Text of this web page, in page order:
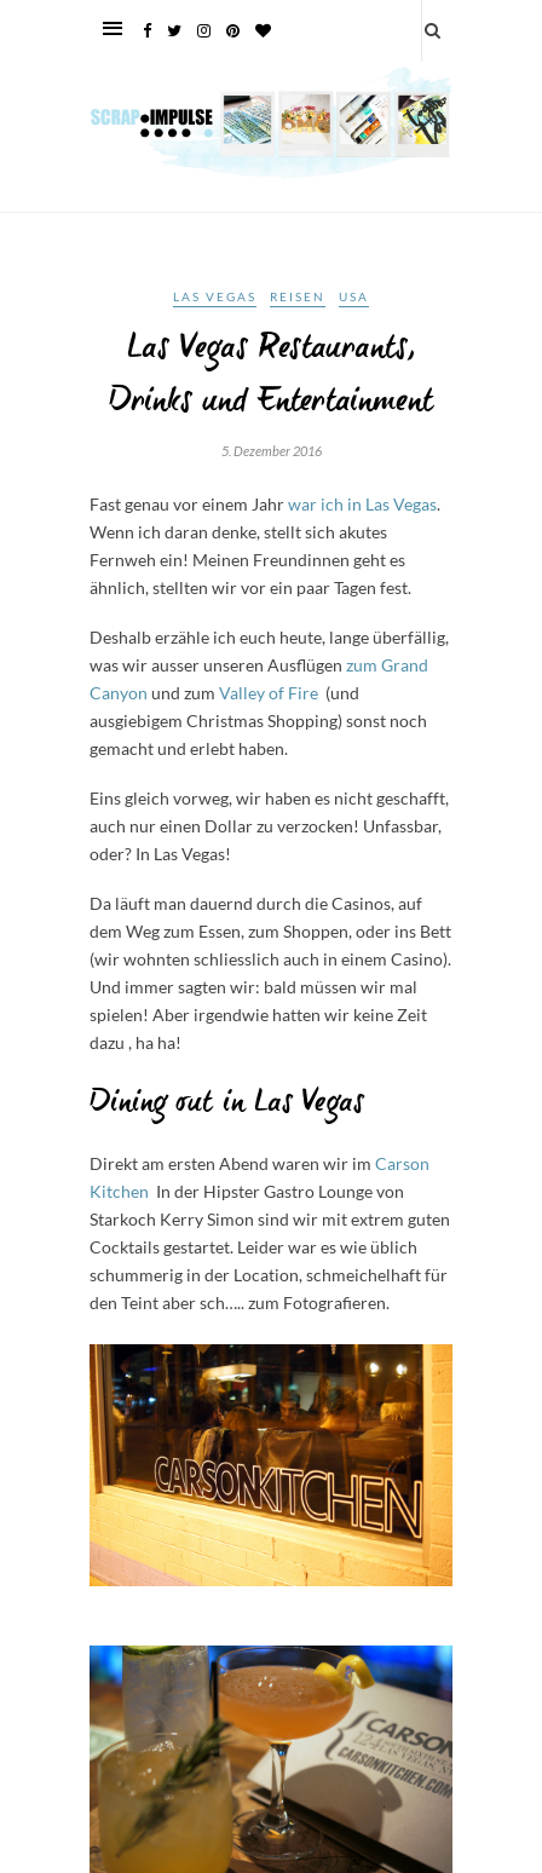
LAS VEGAS REISEN USA
Las Vegas Restaurants,
Drinks und Entertainment
5. Dezember 2016
Fast genau vor einem Jahrwar ich in Las Vegas.
Wenn ich daran denke, stellt sich akutes
Fernweh ein! Meinen Freundinnen geht es
ähnlich, stellten wir vor ein paar Tagen fest.
Deshalb erzähle ich euch heute, lange überfällig,
was wir ausser unseren Ausflügen zum Grand
Canyon und zum Valley of Fire (und
ausgiebigem Christmas Shopping) sonst noch
gemacht und erlebt haben.
Eins gleich vorweg, wir haben es nicht geschafft,
auch nur einen Dollar zu verzocken! Unfassbar,
oder? In Las Vegas!
Da läuft man dauernd durch die Casinos, auf
dem Weg zum Essen, zum Shoppen, oder ins Bett
(wir wohnten schliesslich auch in einem Casino).
Und immer sagten wir: bald müssen wir mal
spielen! Aber irgendwie hatten wir keine Zeit
dazu , ha ha!
Dining out in Las Vegas
Direkt am ersten Abend waren wir im Carson
Kitchen In der Hipster Gastro Lounge von
Starkoch Kerry Simon sind wir mit extrem guten
Cocktails gestartet. Leider war es wie üblich
schummerig in der Location, schmeichelhaft für
den Teint aber sch….. zum Fotografieren.